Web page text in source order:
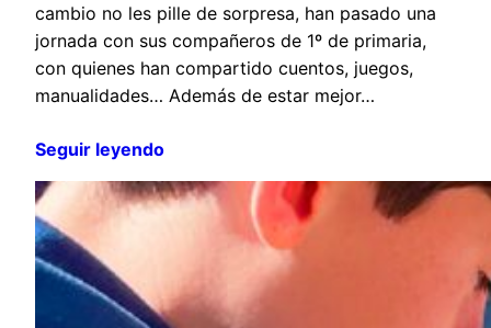
cambio no les pille de sorpresa, han pasado una
jornada con sus compañeros de 1º de primaria,
con quienes han compartido cuentos, juegos,
manualidades… Además de estar mejor…
Seguir leyendo